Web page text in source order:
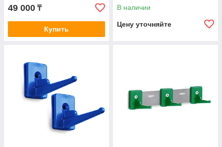
49 000 ₸
Купить
В наличии
Цену уточняйте